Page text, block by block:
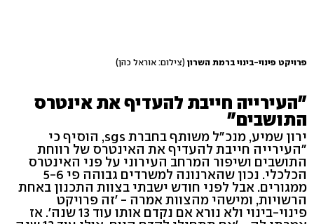
פרויקט פינוי-בינוי ברמת השרון (צילום: אוראל כהן)
"העירייה חייבת להעדיף את אינטרס
התושבים"
ירון שמיע, מנכ"ל משותף בחברת sgs, הוסיף כי
"העירייה חייבת להעדיף את האינטרס של רווחת
התושבים ושיפור המרחב העירוני על פני האינטרס
הכלכלי. נכון שהארנונה למשרדים גבוהה פי 5-6
ממגורים. אבל לפני חודש ישבתי בצוות התכנון באחת
הרשויות, ומישהי מהצוות אמרה - 'זה פרויקט
פינוי-בינוי ולא נורא אם נקדם אותו עוד 13 שנה'. אז